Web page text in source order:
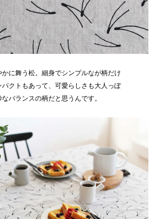
かに舞う松。細身でシンプルなが柄だけ
パクトもあって、可愛らしさも大人っぽ
バランスの柄だと思うんです。